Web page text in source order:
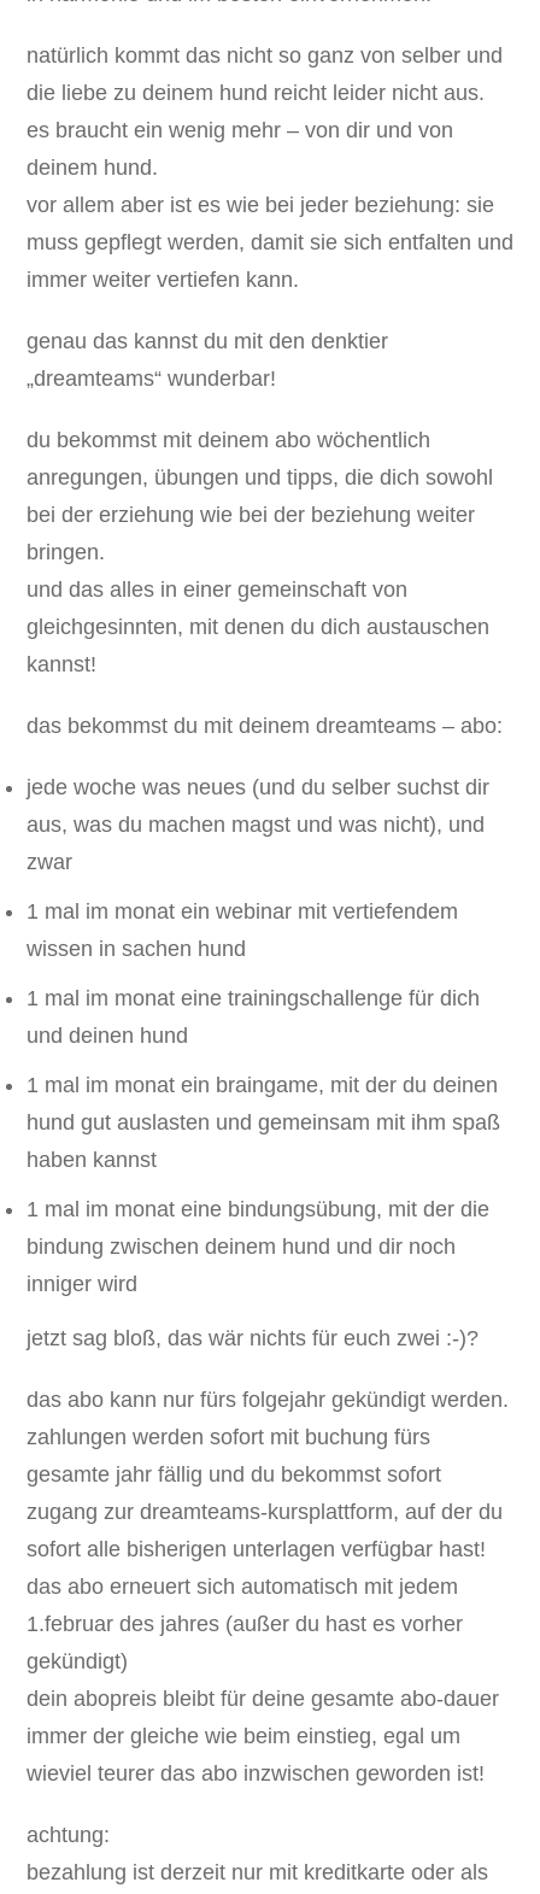
natürlich kommt das nicht so ganz von selber und
die liebe zu deinem hund reicht leider nicht aus.
es braucht ein wenig mehr – von dir und von
deinem hund.
vor allem aber ist es wie bei jeder beziehung: sie
muss gepflegt werden, damit sie sich entfalten und
immer weiter vertiefen kann.
genau das kannst du mit den denktier
„dreamteams“ wunderbar!
du bekommst mit deinem abo wöchentlich
anregungen, übungen und tipps, die dich sowohl
bei der erziehung wie bei der beziehung weiter
bringen.
und das alles in einer gemeinschaft von
gleichgesinnten, mit denen du dich austauschen
kannst!
das bekommst du mit deinem dreamteams – abo:
jede woche was neues (und du selber suchst dir
aus, was du machen magst und was nicht), und
zwar
1 mal im monat ein webinar mit vertiefendem
wissen in sachen hund
1 mal im monat eine trainingschallenge für dich
und deinen hund
1 mal im monat ein braingame, mit der du deinen
hund gut auslasten und gemeinsam mit ihm spaß
haben kannst
1 mal im monat eine bindungsübung, mit der die
bindung zwischen deinem hund und dir noch
inniger wird
jetzt sag bloß, das wär nichts für euch zwei :-)?
das abo kann nur fürs folgejahr gekündigt werden.
zahlungen werden sofort mit buchung fürs
gesamte jahr fällig und du bekommst sofort
zugang zur dreamteams-kursplattform, auf der du
sofort alle bisherigen unterlagen verfügbar hast!
das abo erneuert sich automatisch mit jedem
1.februar des jahres (außer du hast es vorher
gekündigt)
dein abopreis bleibt für deine gesamte abo-dauer
immer der gleiche wie beim einstieg, egal um
wieviel teurer das abo inzwischen geworden ist!
achtung:
bezahlung ist derzeit nur mit kreditkarte oder als